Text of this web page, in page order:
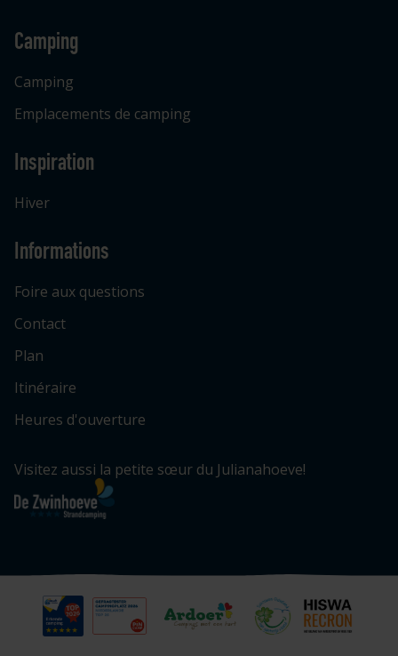
Camping
Camping
Emplacements de camping
Inspiration
Hiver
Informations
Foire aux questions
Contact
Plan
Itinéraire
Heures d'ouverture
Visitez aussi la petite sœur du Julianahoeve!